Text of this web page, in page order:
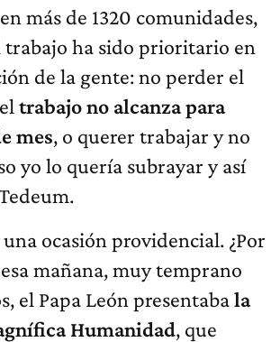
más de 1320 comunidades,
trabajo ha sido prioritario en
de la gente: no perder el
trabajo no alcanza para
mes, o querer trabajar y no
yo lo quería subrayar y así
ocasión providencial. ¿Por
mañana, muy temprano
el Papa León presentabala
Humanidad, que